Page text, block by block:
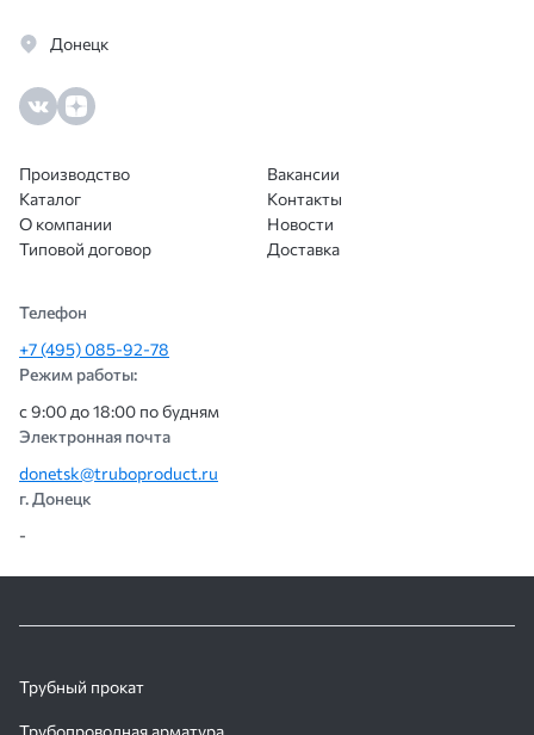
Донецк
Производство
Каталог
О компании
Типовой договор
Вакансии
Контакты
Новости
Доставка
Телефон
+7 (495) 085-92-78
Режим работы:
с 9:00 до 18:00 по будням
Электронная почта
donetsk@truboproduct.ru
г. Донецк
-
Трубный прокат
Трубопроводная арматура